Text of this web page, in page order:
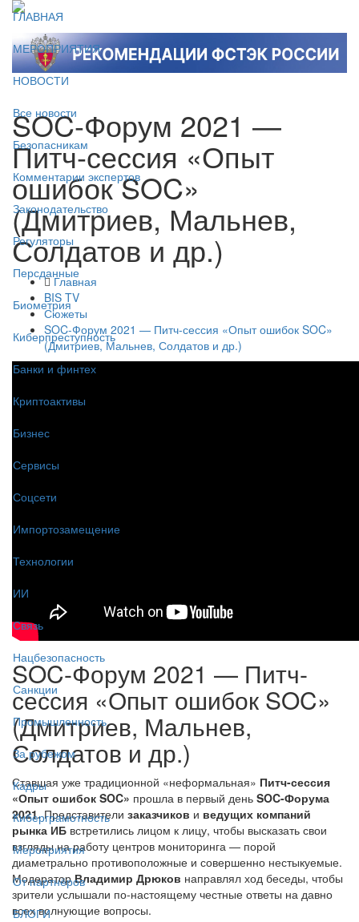
ГЛАВНАЯ
МЕРОПРИЯТИЯ
НОВОСТИ
Все новости
Безопасникам
Комментарии экспертов
Законодательство
Регуляторы
Персданные
Биометрия
Киберпреступность
Банки и финтех
Криптоактивы
Бизнес
Сервисы
Соцсети
Импортозамещение
Технологии
ИИ
Связь
Нацбезопасность
Санкции
Промышленность
За рубежом
Кадры
Киберграмотность
Мероприятия
От партнёров
БЛОГИ
SOC-Форум 2021 —
Питч-сессия «Опыт
ошибок SOC»
(Дмитриев, Мальнев,
Солдатов и др.)
Главная
BIS TV
Сюжеты
SOC-Форум 2021 — Питч-сессия «Опыт ошибок SOC»
(Дмитриев, Мальнев, Солдатов и др.)
SOC-Форум 2021 — Питч-
сессия «Опыт ошибок SOC»
(Дмитриев, Мальнев,
Солдатов и др.)
Ставшая уже традиционной «неформальная» Питч-сессия
«Опыт ошибок SOC» прошла в первый день SOC-Форума
2021.Представители заказчиков и ведущих компаний
рынка ИБ встретились лицом к лицу, чтобы высказать свои
взгляды на работу центров мониторинга — порой
диаметрально противоположные и совершенно нестыкуемые.
МодераторВладимир Дрюков направлял ход беседы, чтобы
зрители услышали по-настоящему честные ответы на давно
всех волнующие вопросы.